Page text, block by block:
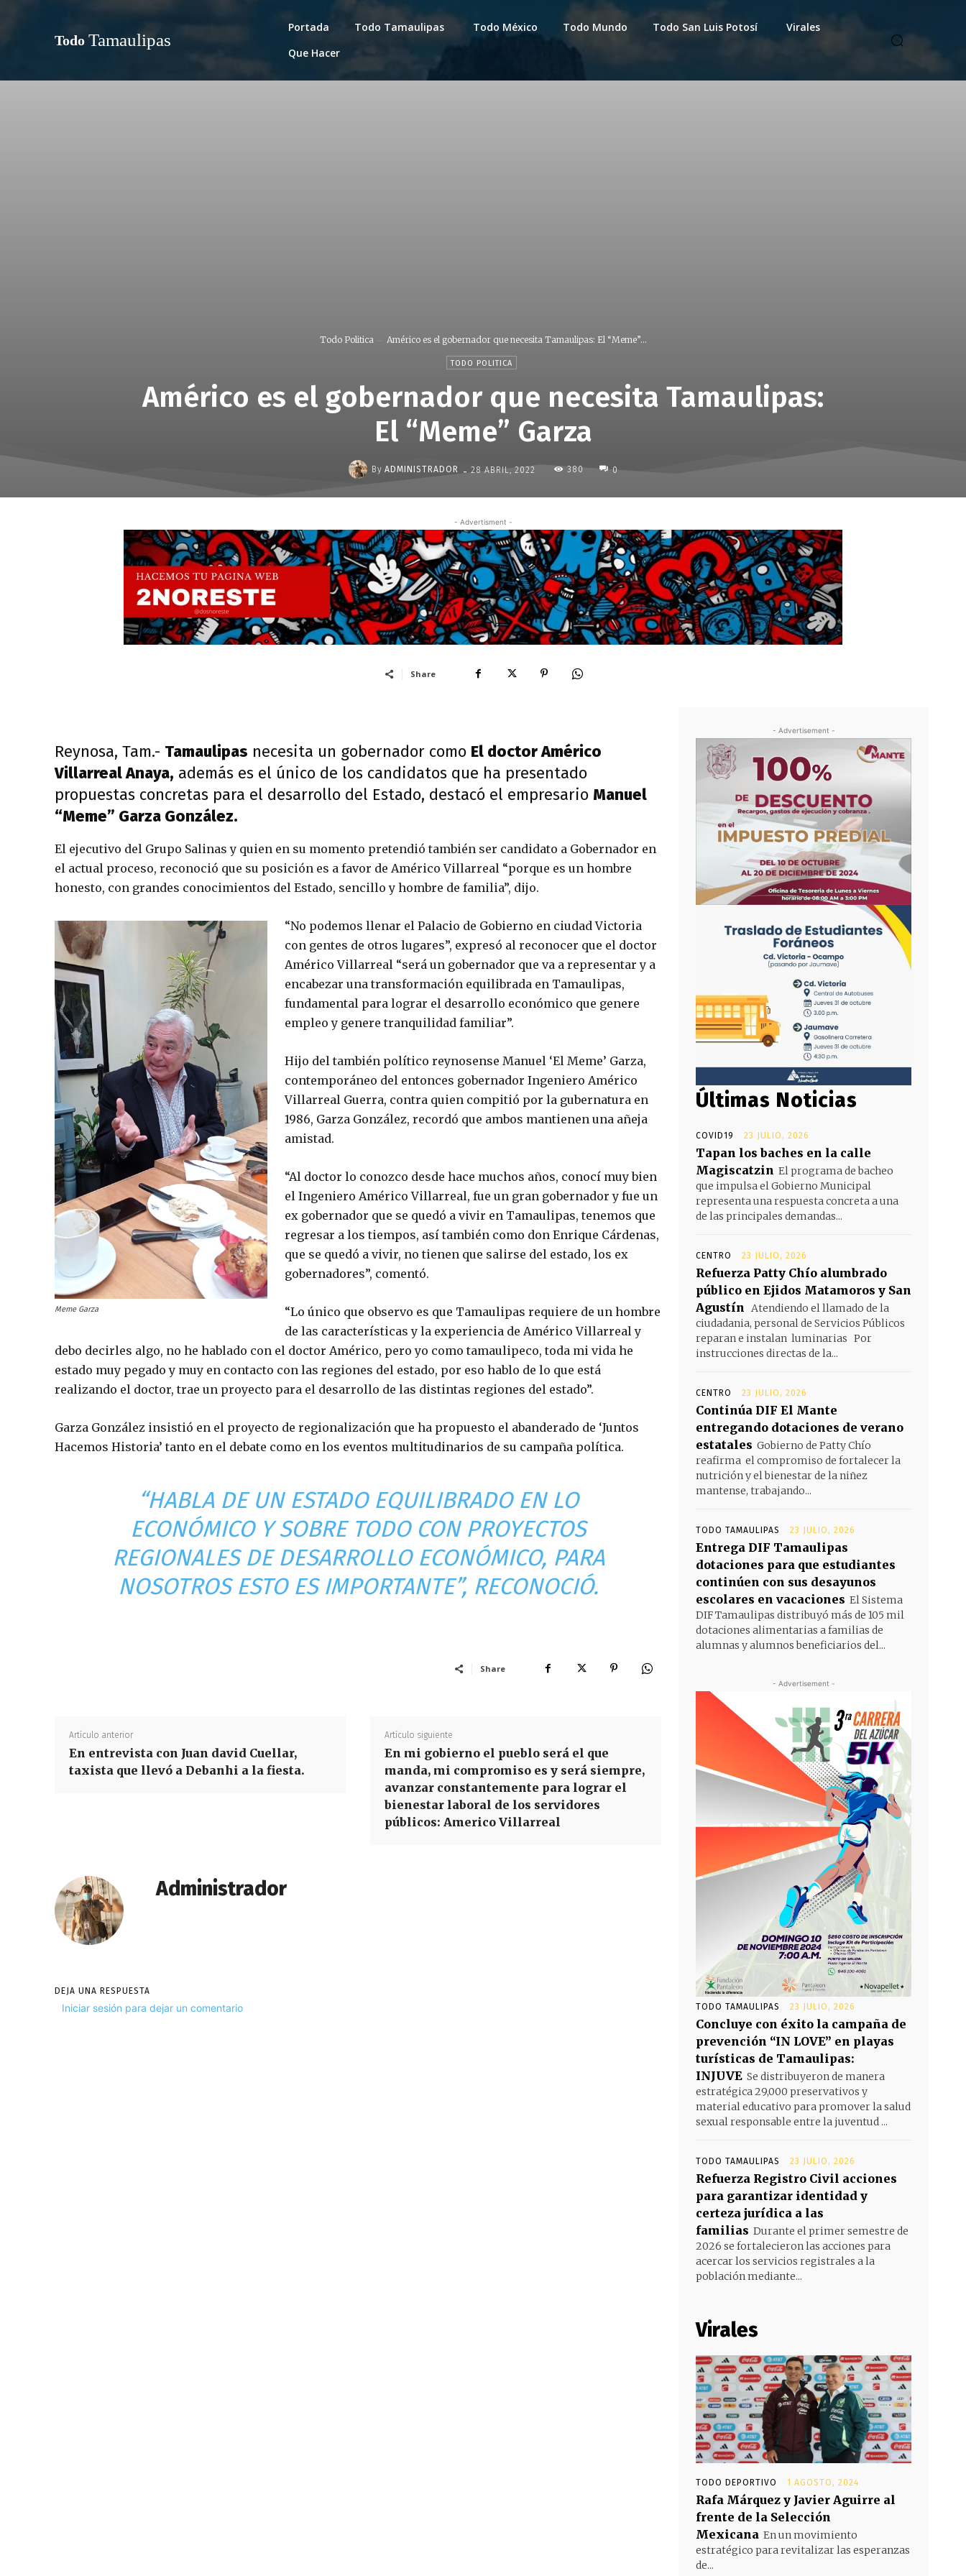
Todo Tamaulipas
Portada Todo Tamaulipas Todo México Todo Mundo Todo San Luis Potosí
Virales
Que Hacer
Todo Politica Américo es el gobernador que necesita Tamaulipas: El “Meme”...
TODO POLITICA
Américo es el gobernador que necesita Tamaulipas:
El “Meme” Garza
By ADMINISTRADOR - 28 ABRIL, 2022 380 0
- Advertisment -
Share
Reynosa, Tam.- Tamaulipas necesita un gobernador como El doctor Américo
Villarreal Anaya, además es el único de los candidatos que ha presentado
propuestas concretas para el desarrollo del Estado, destacó el empresario Manuel
“Meme” Garza González.
El ejecutivo del Grupo Salinas y quien en su momento pretendió también ser candidato a Gobernador en
el actual proceso, reconoció que su posición es a favor de Américo Villarreal “porque es un hombre
honesto, con grandes conocimientos del Estado, sencillo y hombre de familia”, dijo.
Meme Garza
“No podemos llenar el Palacio de Gobierno en ciudad Victoria
con gentes de otros lugares”, expresó al reconocer que el doctor
Américo Villarreal “será un gobernador que va a representar y a
encabezar una transformación equilibrada en Tamaulipas,
fundamental para lograr el desarrollo económico que genere
empleo y genere tranquilidad familiar”.
Hijo del también político reynosense Manuel ‘El Meme’ Garza,
contemporáneo del entonces gobernador Ingeniero Américo
Villarreal Guerra, contra quien compitió por la gubernatura en
1986, Garza González, recordó que ambos mantienen una añeja
amistad.
“Al doctor lo conozco desde hace muchos años, conocí muy bien
el Ingeniero Américo Villarreal, fue un gran gobernador y fue un
ex gobernador que se quedó a vivir en Tamaulipas, tenemos que
regresar a los tiempos, así también como don Enrique Cárdenas,
que se quedó a vivir, no tienen que salirse del estado, los ex
gobernadores”, comentó.
“Lo único que observo es que Tamaulipas requiere de un hombre
de las características y la experiencia de Américo Villarreal y
debo decirles algo, no he hablado con el doctor Américo, pero yo como tamaulipeco, toda mi vida he
estado muy pegado y muy en contacto con las regiones del estado, por eso hablo de lo que está
realizando el doctor, trae un proyecto para el desarrollo de las distintas regiones del estado”.
Garza González insistió en el proyecto de regionalización que ha propuesto el abanderado de ‘Juntos
Hacemos Historia’ tanto en el debate como en los eventos multitudinarios de su campaña política.
“HABLA DE UN ESTADO EQUILIBRADO EN LO
ECONÓMICO Y SOBRE TODO CON PROYECTOS
REGIONALES DE DESARROLLO ECONÓMICO, PARA
NOSOTROS ESTO ES IMPORTANTE”, RECONOCIÓ.
Share
Artículo anterior
En entrevista con Juan david Cuellar,
taxista que llevó a Debanhi a la fiesta.
Artículo siguiente
En mi gobierno el pueblo será el que
manda, mi compromiso es y será siempre,
avanzar constantemente para lograr el
bienestar laboral de los servidores
públicos: Americo Villarreal
Administrador
DEJA UNA RESPUESTA
Iniciar sesión para dejar un comentario
- Advertisement -
Últimas Noticias
COVID19 23 JULIO, 2026
Tapan los baches en la calle
Magiscatzin El programa de bacheo
que impulsa el Gobierno Municipal
representa una respuesta concreta a una
de las principales demandas...
CENTRO 23 JULIO, 2026
Refuerza Patty Chío alumbrado
público en Ejidos Matamoros y San
Agustín Atendiendo el llamado de la
ciudadania, personal de Servicios Públicos
reparan e instalan luminarias Por
instrucciones directas de la...
CENTRO 23 JULIO, 2026
Continúa DIF El Mante
entregando dotaciones de verano
estatales Gobierno de Patty Chío
reafirma el compromiso de fortalecer la
nutrición y el bienestar de la niñez
mantense, trabajando...
TODO TAMAULIPAS 23 JULIO, 2026
Entrega DIF Tamaulipas
dotaciones para que estudiantes
continúen con sus desayunos
escolares en vacaciones El Sistema
DIF Tamaulipas distribuyó más de 105 mil
dotaciones alimentarias a familias de
alumnas y alumnos beneficiarios del...
- Advertisement -
TODO TAMAULIPAS 23 JULIO, 2026
Concluye con éxito la campaña de
prevención “IN LOVE” en playas
turísticas de Tamaulipas:
INJUVE Se distribuyeron de manera
estratégica 29,000 preservativos y
material educativo para promover la salud
sexual responsable entre la juventud ...
TODO TAMAULIPAS 23 JULIO, 2026
Refuerza Registro Civil acciones
para garantizar identidad y
certeza jurídica a las
familias Durante el primer semestre de
2026 se fortalecieron las acciones para
acercar los servicios registrales a la
población mediante...
Virales
TODO DEPORTIVO 1 AGOSTO, 2024
Rafa Márquez y Javier Aguirre al
frente de la Selección
Mexicana En un movimiento
estratégico para revitalizar las esperanzas
de...